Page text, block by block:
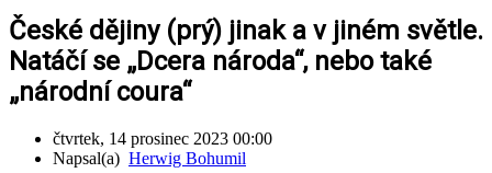
České dějiny (prý) jinak a v jiném světle.
Natáčí se „Dcera národa“, nebo také
„národní coura“
čtvrtek, 14 prosinec 2023 00:00
Napsal(a) Herwig Bohumil